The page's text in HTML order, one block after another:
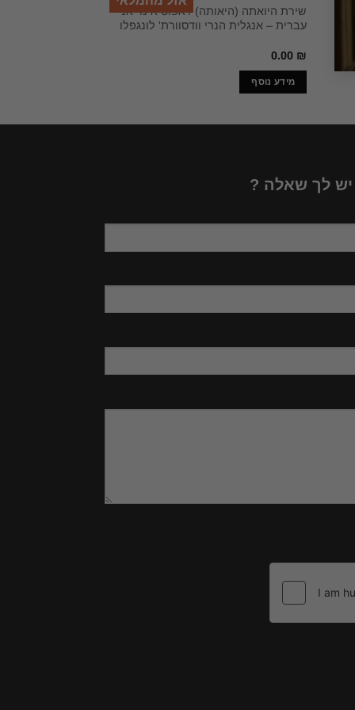
שירת היואתה (היאותה) / אפוס אינדיאני
עברית – אנגלית הנרי וודסוורת' לונגפלו
0.00 ₪
מידע נוסף
יש לך שאלה ?